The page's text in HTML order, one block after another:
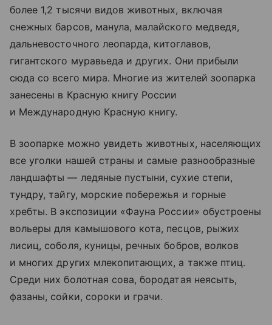
более 1,2 тысячи видов животных, включая
снежных барсов, манула, малайского медведя,
дальневосточного леопарда, китоглавов,
гигантского муравьеда и других. Они прибыли
сюда со всего мира. Многие из жителей зоопарка
занесены в Красную книгу России
и Международную Красную книгу.
В зоопарке можно увидеть животных, населяющих
все уголки нашей страны и самые разнообразные
ландшафты — ледяные пустыни, сухие степи,
тундру, тайгу, морские побережья и горные
хребты. В экспозиции «Фауна России» обустроены
вольеры для камышового кота, песцов, рыжих
лисиц, соболя, куницы, речных бобров, волков
и многих других млекопитающих, а также птиц.
Среди них болотная сова, бородатая неясыть,
фазаны, сойки, сороки и грачи.